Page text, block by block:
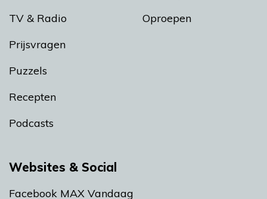
TV & Radio
Prijsvragen
Puzzels
Recepten
Podcasts
Oproepen
Websites & Social
Facebook MAX Vandaag